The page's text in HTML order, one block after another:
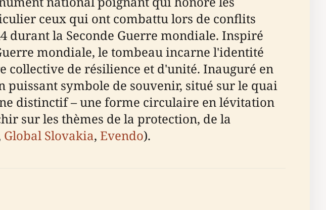
ceux qui ont combattu lors de conflits
durant la Seconde Guerre mondiale. Inspiré
mondiale, le tombeau incarne l'identité
de résilience et d'unité. Inauguré en
symbole de souvenir, situé sur le quai
distinctif – une forme circulaire en lévitation
sur les thèmes de la protection, de la
Global Slovakia, Evendo).